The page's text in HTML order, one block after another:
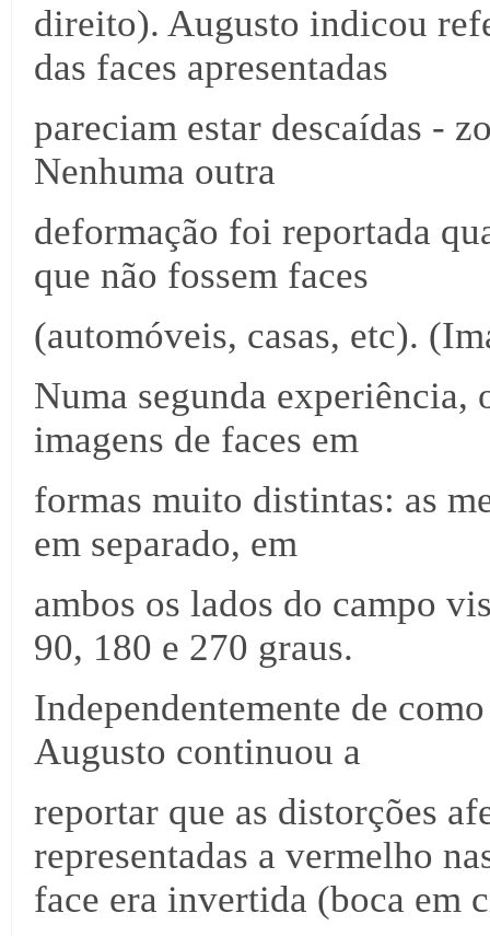
direito). Augusto indicou
das faces apresentadas
pareciam estar descaídas -
Nenhuma outra
deformação foi reportada
que não fossem faces
(automóveis, casas, etc).
Numa segunda experiência,
imagens de faces em
formas muito distintas: as
em separado, em
ambos os lados do campo
90, 180 e 270 graus.
Independentemente de
Augusto continuou a
reportar que as distorções
representadas a vermelho
face era invertida (boca em